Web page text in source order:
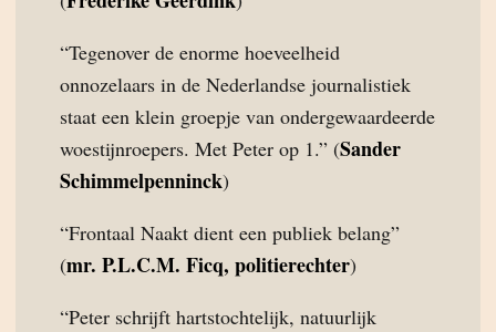
“Tegenover de enorme hoeveelheid
onnozelaars in de Nederlandse journalistiek
staat een klein groepje van ondergewaardeerde
woestijnroepers. Met Peter op 1.” (Sander
Schimmelpenninck)
“Frontaal Naakt dient een publiek belang”
(mr. P.L.C.M. Ficq, politierechter)
“Peter schrijft hartstochtelijk, natuurlijk